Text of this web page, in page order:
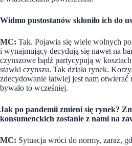
Widmo pustostanów skłoniło ich do
MC: Tak. Pojawia się wiele wolnych
i wynajmujący decydują się nawet na
czynszowe bądź partycypują w
stawki czynszu. Tak działa rynek.
zdecydowanie łatwiej jest nam
bywało to wcześniej.
Jak po pandemii zmieni się rynek?
konsumenckich zostanie z nami na
MC: Sytuacja wróci do normy, zaraz,